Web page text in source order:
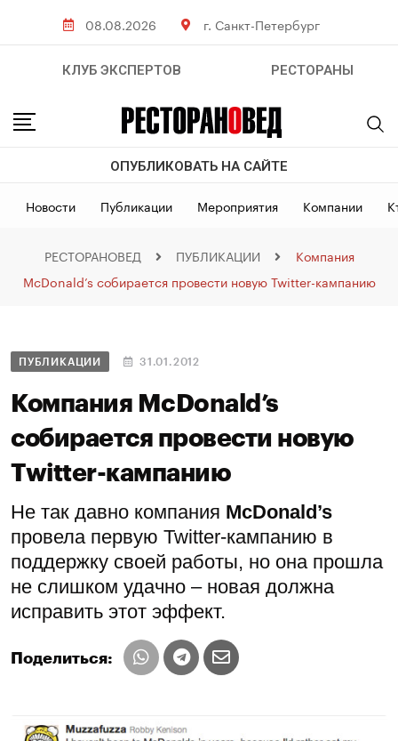
08.08.2026 г. Санкт-Петербург
КЛУБ ЭКСПЕРТОВ РЕСТОРАНЫ
ОПУБЛИКОВАТЬ НА САЙТЕ
Новости Публикации Мероприятия Компании
РЕСТОРАНОВЕД ПУБЛИКАЦИИ
Компания
McDonald’s собирается провести новую Twitter-кампанию
ПУБЛИКАЦИИ 31.01.2012
Компания McDonald’s
собирается провести новую
Twitter-кампанию
Не так давно компания McDonald’s
провела первую Twitter-кампанию в
поддержку своей работы, но она прошла
не слишком удачно – новая должна
исправить этот эффект.
Поделиться: